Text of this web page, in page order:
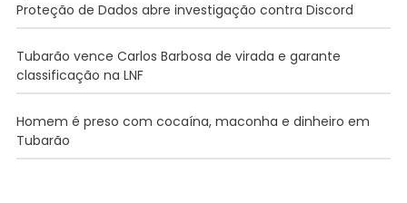
Proteção de Dados abre investigação contra Discord
Tubarão vence Carlos Barbosa de virada e garante
classificação na LNF
Homem é preso com cocaína, maconha e dinheiro em
Tubarão